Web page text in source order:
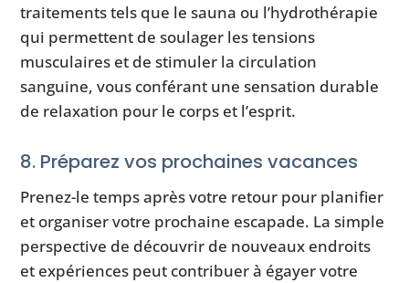
traitements tels que le sauna ou l’hydrothérapie
qui permettent de soulager les tensions
musculaires et de stimuler la circulation
sanguine, vous conférant une sensation durable
de relaxation pour le corps et l’esprit.
8. Préparez vos prochaines vacances
Prenez-le temps après votre retour pour planifier
et organiser votre prochaine escapade. La simple
perspective de découvrir de nouveaux endroits
et expériences peut contribuer à égayer votre